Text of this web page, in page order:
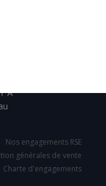
A
Nos engagements RSE
générales de vente
Charte d'engagements